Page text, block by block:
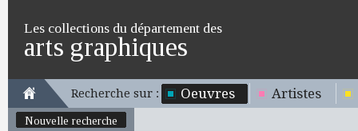
Les collections du département des
arts graphiques
Recherche sur : Oeuvres Artistes
Nouvelle recherche